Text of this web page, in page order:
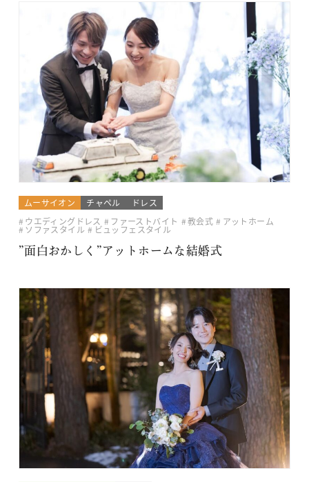
ムーサイオン チャペル
ドレス
ウエディングドレス
ファーストバイト 教会式 アットホーム
ソファスタイル
ビュッフェスタイル
”面白おかしく”アットホームな結婚式